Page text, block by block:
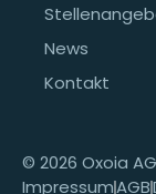
News
Kontakt
© 2026 Oxoia
ImpressumAGB